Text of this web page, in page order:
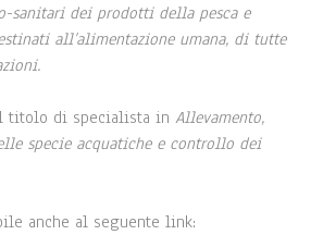
sanitari dei prodotti della pesca e
all’alimentazione umana, di tutte
titolo di specialista in Allevamento,
specie acquatiche e controllo dei
anche al seguente link: